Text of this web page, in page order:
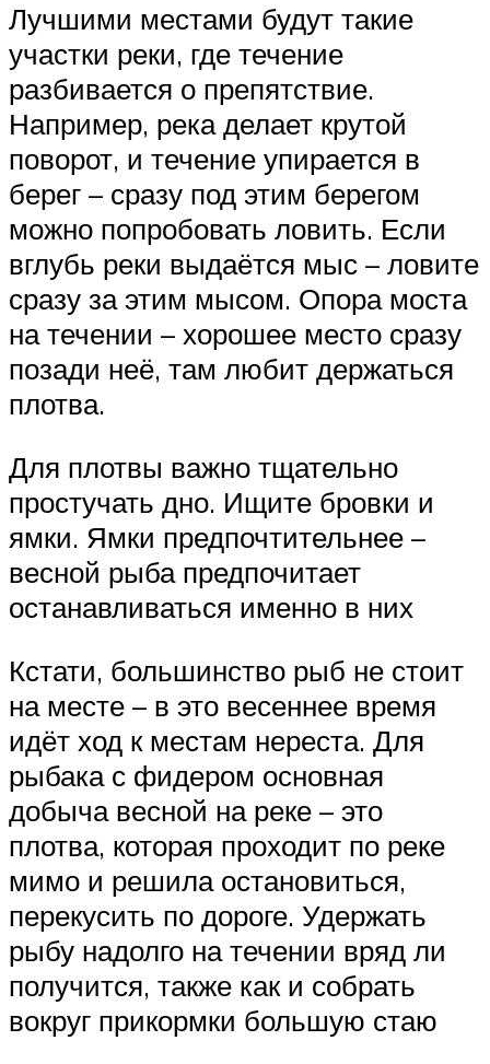
Лучшими местами будут такие
участки реки, где течение
разбивается о препятствие.
Например, река делает крутой
поворот, и течение упирается в
берег – сразу под этим берегом
можно попробовать ловить. Если
вглубь реки выдаётся мыс – ловите
сразу за этим мысом. Опора моста
на течении – хорошее место сразу
позади неё, там любит держаться
плотва.
Для плотвы важно тщательно
простучать дно. Ищите бровки и
ямки. Ямки предпочтительнее –
весной рыба предпочитает
останавливаться именно в них
Кстати, большинство рыб не стоит
на месте – в это весеннее время
идёт ход к местам нереста. Для
рыбака с фидером основная
добыча весной на реке – это
плотва, которая проходит по реке
мимо и решила остановиться,
перекусить по дороге. Удержать
рыбу надолго на течении вряд ли
получится, также как и собрать
вокруг прикормки большую стаю